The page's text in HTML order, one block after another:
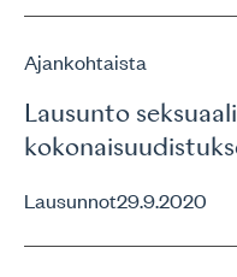
Ajankohtaista
Lausunto
Lausunnot29.9.2020